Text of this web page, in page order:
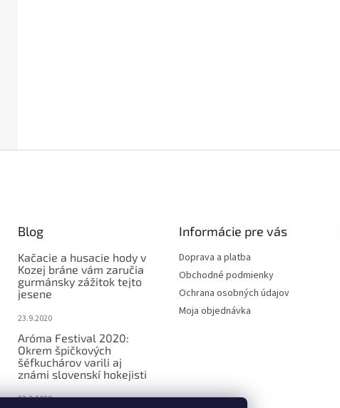
Blog
Kačacie a husacie hody v
Kozej bráne vám zaručia
gurmánsky zážitok tejto
jesene
23.9.2020
Aróma Festival 2020:
Okrem špičkových
šéfkuchárov varili aj
známi slovenskí hokejisti
23.9.2020
Informácie pre vás
Doprava a platba
Obchodné podmienky
Ochrana osobných údajov
Moja objednávka